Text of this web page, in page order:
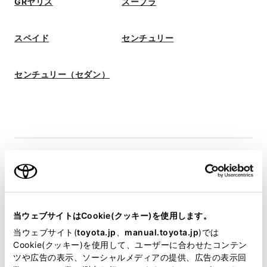
当ウェブサイトはCookie(クッキー)を使用します。
当ウェブサイト(toyota.jp manual.toyota.jp)では
Cookie(クッキー)を使用して、ユーザーに合わせたコンテン
ツや広告の表示、ソーシャルメディアの提供、広告の表示回
スペイド センチュリー
センチュリー（セダン）
タ行
タンク